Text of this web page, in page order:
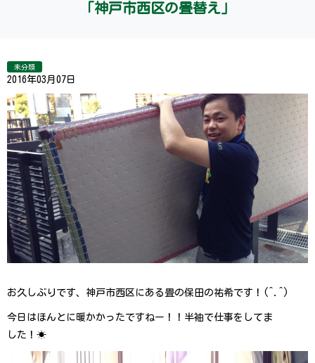
「神戸市西区の 畳 替 え 」
未分類
2016年03月07日
お久しぶりです、神戸市西区にある畳の保田の祐希です！( ^ . ^ )
今日はほんとに暖かかったですねー！！半袖で仕事をしてま
し た ！ ☀ ️